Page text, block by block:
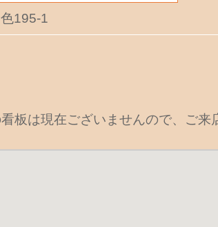
195-1
板は現在ございませんので、ご来